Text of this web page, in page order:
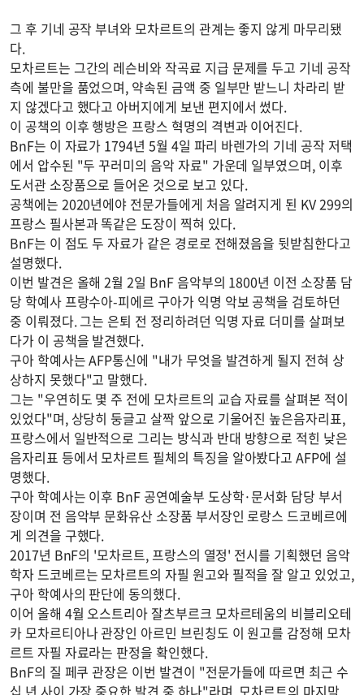
그 후 기네 공작 부녀와 모차르트의 관계는 좋지 않게 마무리됐
다.
모차르트는 그간의 레슨비와 작곡료 지급 문제를 두고 기네 공작
측에 불만을 품었으며, 약속된 금액 중 일부만 받느니 차라리 받
지 않겠다고 했다고 아버지에게 보낸 편지에서 썼다.
이 공책의 이후 행방은 프랑스 혁명의 격변과 이어진다.
BnF는 이 자료가 1794년 5월 4일 파리 바렌가의 기네 공작 저택
에서 압수된 "두 꾸러미의 음악 자료" 가운데 일부였으며, 이후
도서관 소장품으로 들어온 것으로 보고 있다.
공책에는 2020년에야 전문가들에게 처음 알려지게 된 KV 299의
프랑스 필사본과 똑같은 도장이 찍혀 있다.
BnF는 이 점도 두 자료가 같은 경로로 전해졌음을 뒷받침한다고
설명했다.
이번 발견은 올해 2월 2일 BnF 음악부의 1800년 이전 소장품 담
당 학예사 프랑수아-피에르 구아가 익명 악보 공책을 검토하던
중 이뤄졌다. 그는 은퇴 전 정리하려던 익명 자료 더미를 살펴보
다가 이 공책을 발견했다.
구아 학예사는 AFP통신에 "내가 무엇을 발견하게 될지 전혀 상
상하지 못했다"고 말했다.
그는 "우연히도 몇 주 전에 모차르트의 교습 자료를 살펴본 적이
있었다"며, 상당히 둥글고 살짝 앞으로 기울어진 높은음자리표,
프랑스에서 일반적으로 그리는 방식과 반대 방향으로 적힌 낮은
음자리표 등에서 모차르트 필체의 특징을 알아봤다고 AFP에 설
명했다.
구아 학예사는 이후 BnF 공연예술부 도상학·문서화 담당 부서
장이며 전 음악부 문화유산 소장품 부서장인 로랑스 드코베르에
게 의견을 구했다.
2017년 BnF의 '모차르트, 프랑스의 열정' 전시를 기획했던 음악
학자 드코베르는 모차르트의 자필 원고와 필적을 잘 알고 있었고,
구아 학예사의 판단에 동의했다.
이어 올해 4월 오스트리아 잘츠부르크 모차르테움의 비블리오테
카 모차르티아나 관장인 아르민 브린칭도 이 원고를 감정해 모차
르트 자필 자료라는 판정을 확인했다.
BnF의 질 페쿠 관장은 이번 발견이 "전문가들에 따르면 최근 수
십 년 사이 가장 중요한 발견 중 하나"라며, 모차르트의 마지막